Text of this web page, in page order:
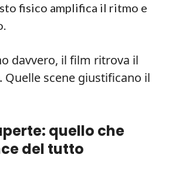
fisico amplifica il ritmo e
davvero, il film ritrova il
Quelle scene giustificano il
quello che
del tutto